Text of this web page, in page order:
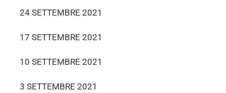
24 SETTEMBRE 2021
17 SETTEMBRE 2021
10 SETTEMBRE 2021
3 SETTEMBRE 2021